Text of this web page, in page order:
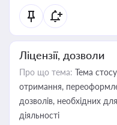
Ліцензії, дозволи
Про що тема: Тема
отримання,
дозволів, необхідних
діяльності